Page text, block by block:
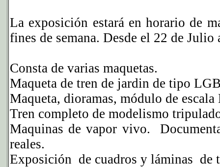
La exposición estará en horario de
fines de semana. Desde el 22 de
Consta de varias maquetas.
Maqueta de tren de jardin de tipo
Maqueta, dioramas, módulo de
Tren completo de modelismo
Maquinas de vapor vivo.
reales.
Exposición de cuadros y láminas de